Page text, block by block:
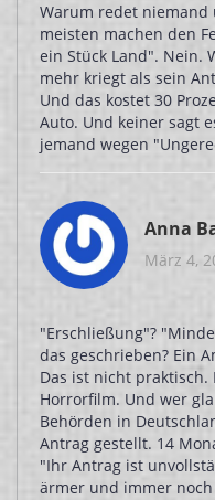
Warum redet niemand
meisten machen den
ein Stück Land". Nein.
mehr kriegt als sein
Und das kostet 30
Auto. Und keiner sagt
jemand wegen
Anna
März 4,
"Erschließung"?
das geschrieben? Ein
Das ist nicht
Horrorfilm. Und wer
Behörden in
Antrag gestellt. 14
"Ihr Antrag ist
ärmer und immer